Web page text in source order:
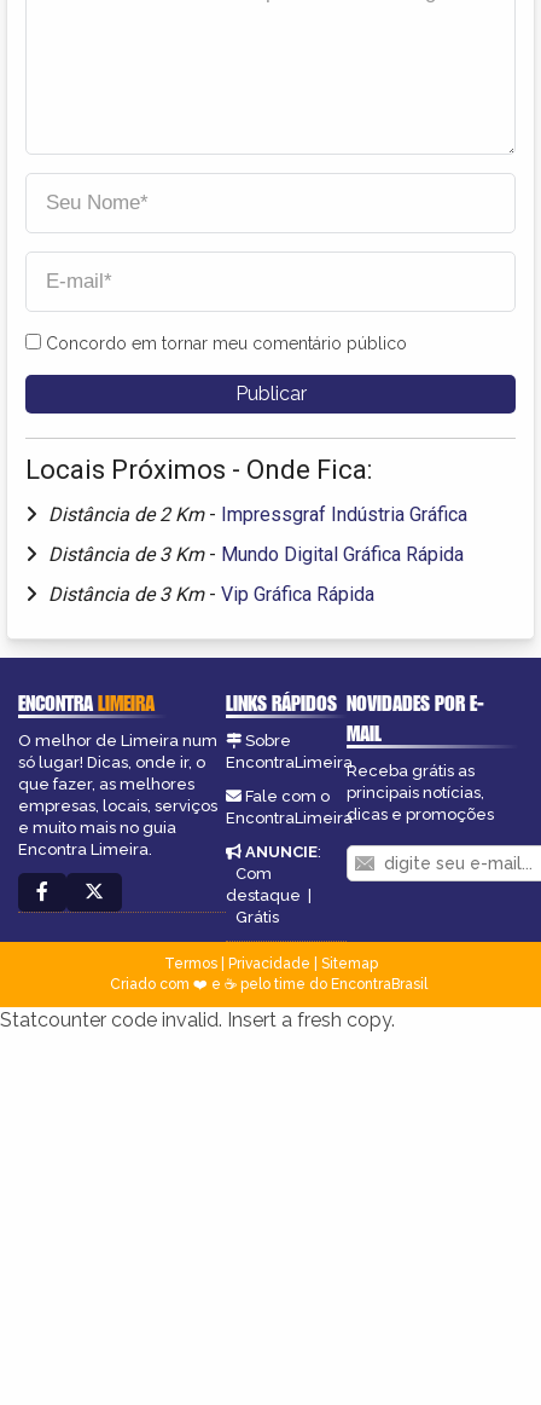
Concordo em tornar meu comentário público
Locais Próximos - Onde Fica:
Distância de 2 Km - Impressgraf Indústria Gráfica
Distância de 3 Km - Mundo Digital Gráfica Rápida
Distância de 3 Km - Vip Gráfica Rápida
ENCONTRALIMEIRA
O melhor de Limeira num
só lugar! Dicas, onde ir, o
que fazer, as melhores
empresas, locais, serviços
e muito mais no guia
Encontra Limeira.
LINKS RÁPIDOS
Sobre
EncontraLimeira
Fale com o
EncontraLimeira
ANUNCIE:
Com
destaque |
Grátis
NOVIDADES POR E-
MAIL
Receba grátis as
principais notícias,
dicas e promoções
Termos| Privacidade
Sitemap
Criado com ❤️ e ☕ pelo time do EncontraBrasil
Statcounter code invalid. Insert a fresh copy.